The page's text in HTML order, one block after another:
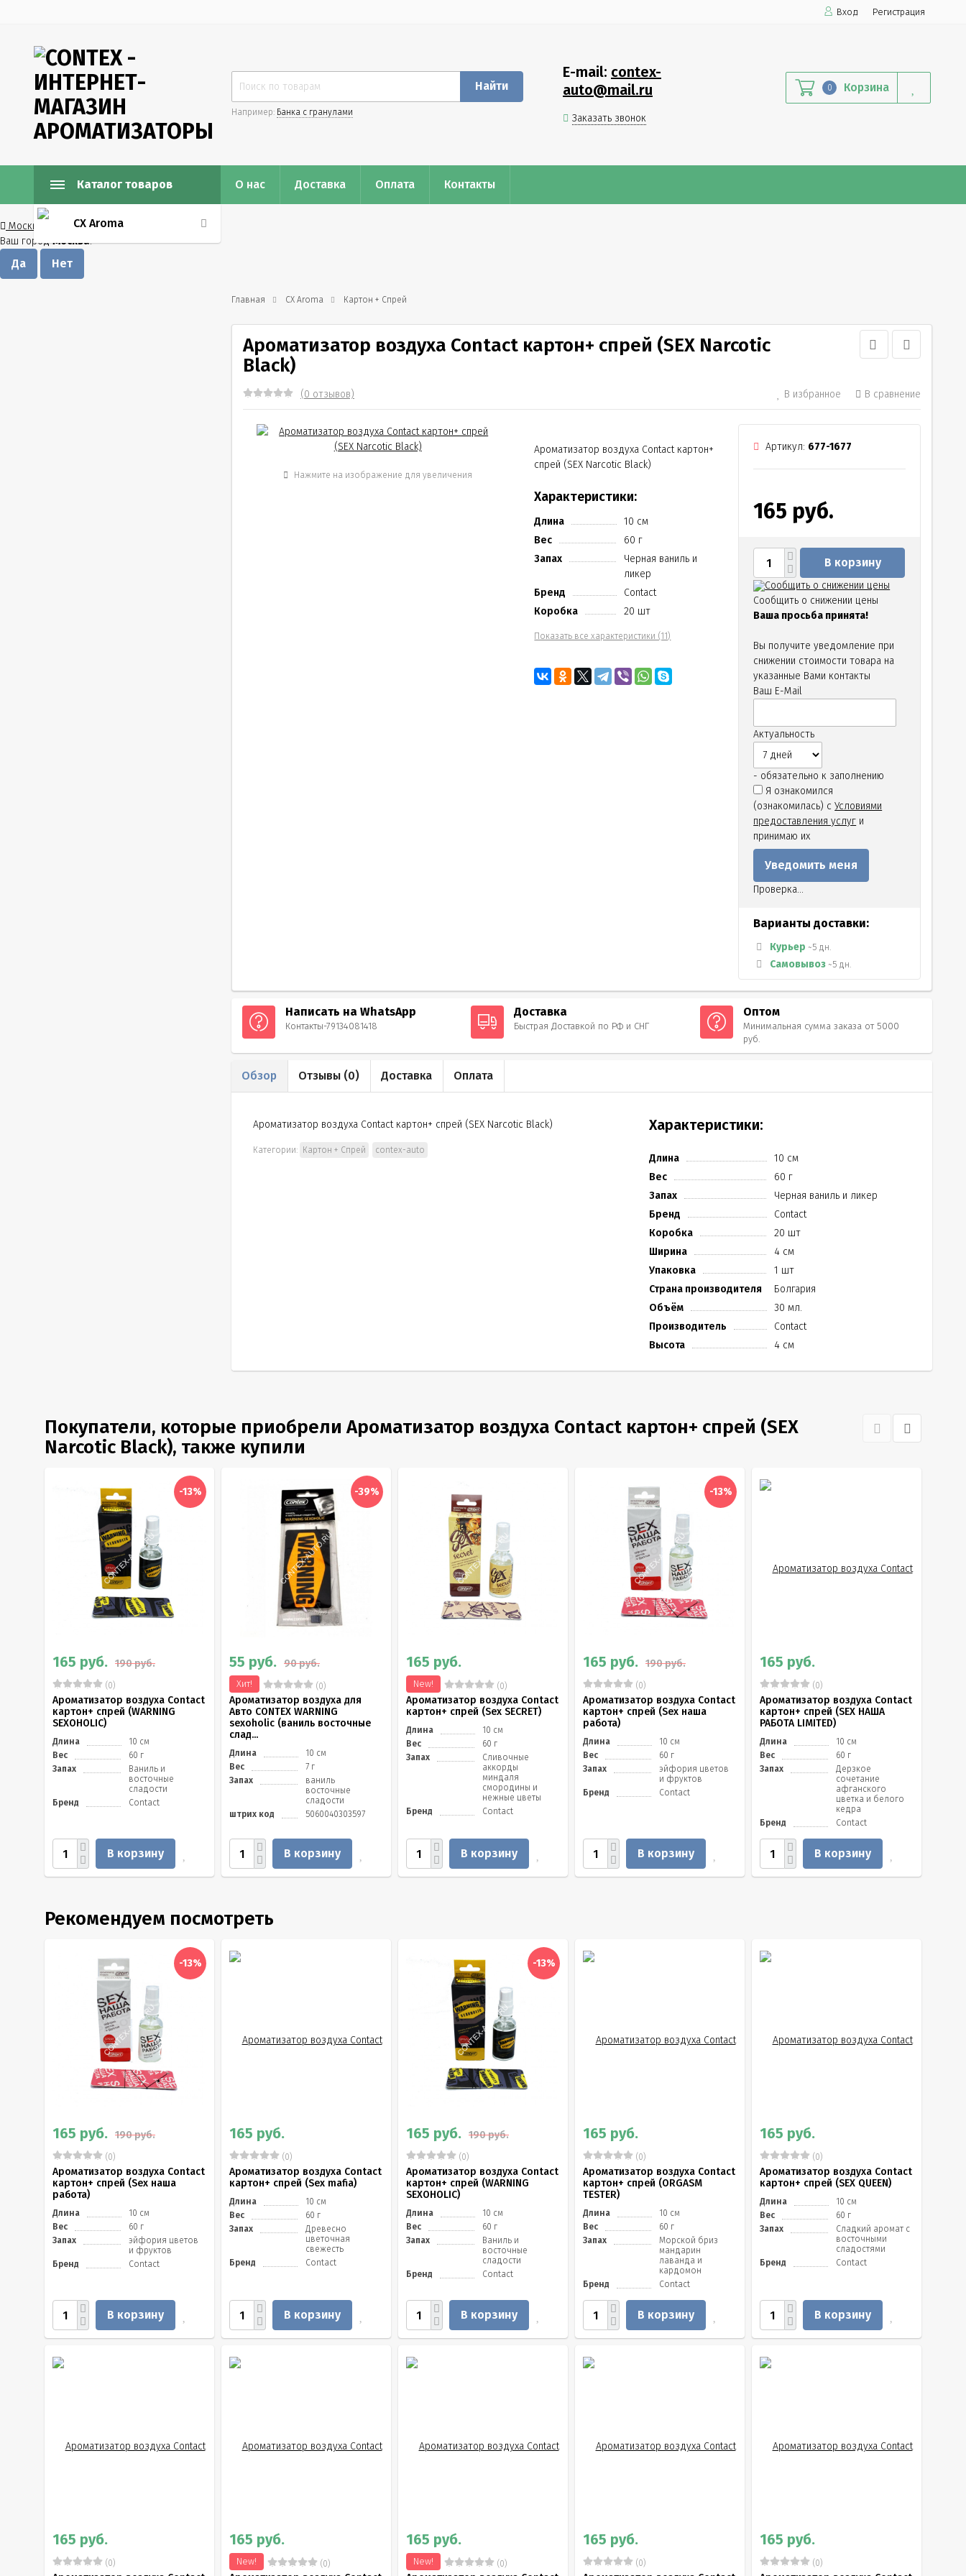
Вход Регистрация
Найти
Например: Банка с гранулами
E-mail: contex-
auto@mail.ru
Заказать звонок
0 Корзина
Каталог товаров
CX Aroma
О нас Доставка Оплата Контакты
Москва
Ваш городМосква?
Главная CX Aroma Картон + Спрей
Ароматизатор воздуха Contact картон+ спрей (SEX Narcotic
Black)
(0 отзывов) В избранное В сравнение
Нажмите на изображение для увеличения
Ароматизатор воздуха Contact картон+
спрей (SEX Narcotic Black)
Характеристики:
Длина
10 см
Вес
60 г
Запах
Черная ваниль и
ликер
Бренд
Contact
Коробка
20 шт
Показать все характеристики (11)
Артикул: 677-1677
165 руб.
В корзину
Сообщить о снижении цены
Сообщить о снижении цены
Ваша просьба принята!
Вы получите уведомление при
снижении стоимости товара на
указанные Вами контакты
Ваш E-Mail
Актуальность
- обязательно к заполнению
Я ознакомился
(ознакомилась) сУсловиями
предоставления услуг и
принимаю их
Проверка...
Варианты доставки:
Курьер~5 дн.
Самовывоз~5 дн.
Написать на WhatsApp
Контакты-79134081418
Доставка
Быстрая Доставкой по РФ и СНГ
Оптом
Минимальная сумма заказа от 5000
руб.
Обзор Отзывы (0) Доставка Оплата
Ароматизатор воздуха Contact картон+ спрей (SEX Narcotic Black)
Категории: Картон + Спрей contex-auto
Характеристики:
Длина
10 см
Вес
60 г
Запах
Черная ваниль и ликер
Бренд
Contact
Коробка
20 шт
Ширина
4 см
Упаковка
1 шт
Страна производителя
Болгария
Объём
30 мл.
Производитель
Contact
Высота
4 см
Покупатели, которые приобрели Ароматизатор воздуха Contact картон+ спрей (SEX
Narcotic Black), также купили
-13%
165 руб. 190 руб.
(0)
Ароматизатор воздуха Contact
картон+ спрей (WARNING
SEXOHOLIC)
Длина
10 см
Вес
60 г
Запах
Ваниль и
восточные
сладости
Бренд
Contact
В корзину
-39%
55 руб. 90 руб.
Хит! (0)
Ароматизатор воздуха для
Авто CONTEX WARNING
sexoholic (ваниль восточные
слад...
Длина
10 см
Вес
7 г
Запах
ваниль
восточные
сладости
штрих код
5060040303597
В корзину
165 руб.
New! (0)
Ароматизатор воздуха Contact
картон+ спрей (Sex SECRET)
Длина
10 см
Вес
60 г
Запах
Сливочные
аккорды
миндаля
смородины и
нежные цветы
Бренд
Contact
В корзину
-13%
165 руб. 190 руб.
(0)
Ароматизатор воздуха Contact
картон+ спрей (Sex наша
работа)
Длина
10 см
Вес
60 г
Запах
эйфория цветов
и фруктов
Бренд
Contact
В корзину
165 руб.
(0)
Ароматизатор воздуха Contact
картон+ спрей (SEX НАША
РАБОТА LIMITED)
Длина
10 см
Вес
60 г
Запах
Дерзкое
сочетание
афганского
цветка и белого
кедра
Бренд
Contact
В корзину
Рекомендуем посмотреть
-13%
165 руб. 190 руб.
(0)
Ароматизатор воздуха Contact
картон+ спрей (Sex наша
работа)
Длина
10 см
Вес
60 г
Запах
эйфория цветов
и фруктов
Бренд
Contact
В корзину
165 руб.
(0)
Ароматизатор воздуха Contact
картон+ спрей (Sex mafia)
Длина
10 см
Вес
60 г
Запах
Древесно
цветочная
свежесть
Бренд
Contact
В корзину
-13%
165 руб. 190 руб.
(0)
Ароматизатор воздуха Contact
картон+ спрей (WARNING
SEXOHOLIC)
Длина
10 см
Вес
60 г
Запах
Ваниль и
восточные
сладости
Бренд
Contact
В корзину
165 руб.
(0)
Ароматизатор воздуха Contact
картон+ спрей (ORGASM
TESTER)
Длина
10 см
Вес
60 г
Запах
Морской бриз
мандарин
лаванда и
кардомон
Бренд
Contact
В корзину
165 руб.
(0)
Ароматизатор воздуха Contact
картон+ спрей (SEX QUEEN)
Длина
10 см
Вес
60 г
Запах
Сладкий аромат с
восточными
сладостями
Бренд
Contact
В корзину
165 руб.
(0)
165 руб.
New! (0)
165 руб.
New! (0)
165 руб.
(0)
165 руб.
(0)